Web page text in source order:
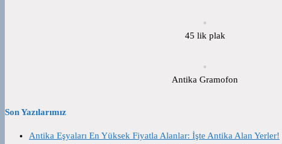
45 lik plak
Antika Gramofon
Son Yazılarımız
Antika Eşyaları En Yüksek Fiyatla Alanlar: İşte Antika Alan Yerler!